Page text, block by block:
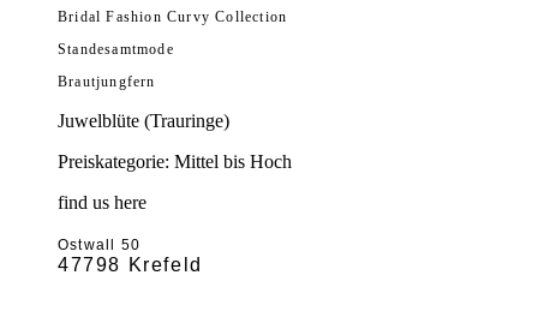
Bridal Fashion Curvy Collection
Standesamtmode
Brautjungfern
Juwelblüte (Trauringe)
Preiskategorie: Mittel bis Hoch
find us here
Ostwall 50
47798 Krefeld